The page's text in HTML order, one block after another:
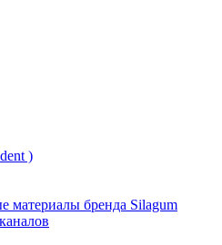
)
материалы бренда Silagum